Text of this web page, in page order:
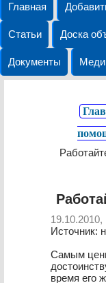
Главная
Статьи Доска
Документы
19.10.2010,
Источник:
Самым
время его